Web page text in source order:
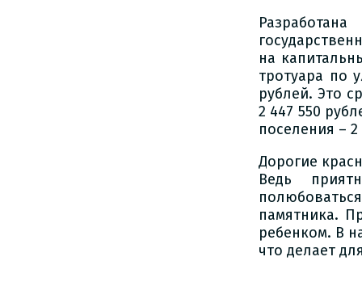
на
тротуара по
рублей. Это
2 447 550
поселения –
Дорогие
Ведь
памятника.
ребенком. В
что делает